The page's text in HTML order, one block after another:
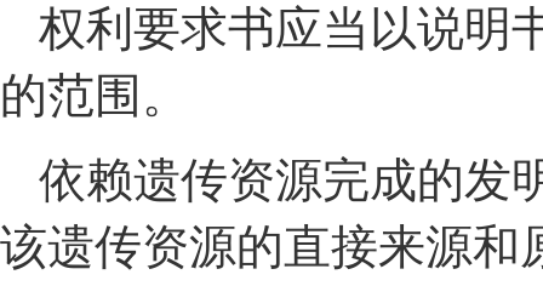
权利要求书应当以说明
的范围。
依赖遗传资源完成的发
该遗传资源的直接来源和